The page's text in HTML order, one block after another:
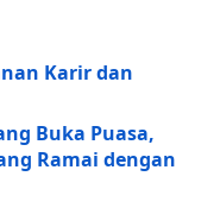
Karir dan
Buka Puasa,
Ramai dengan